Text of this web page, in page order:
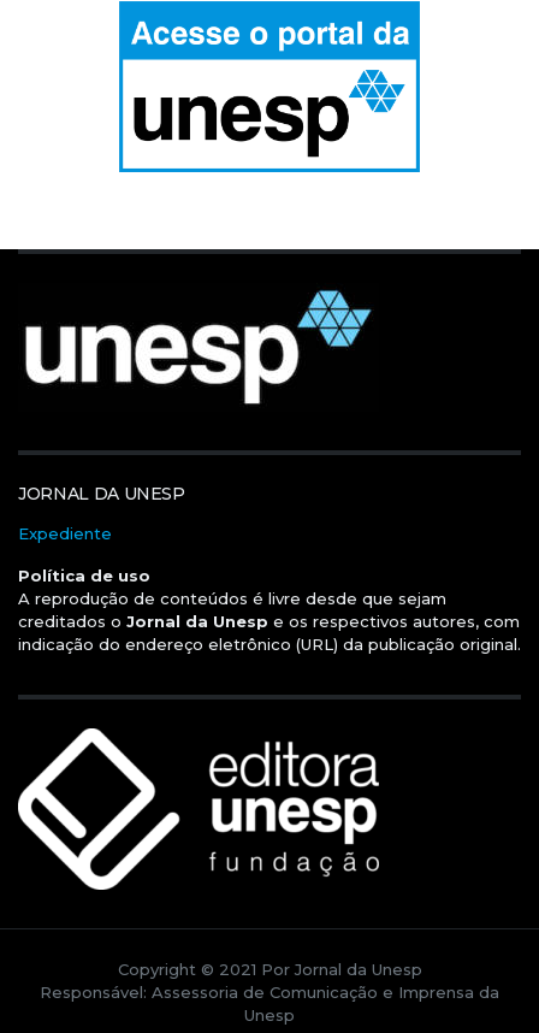
JORNAL DA UNESP
Expediente
Política de uso
A reprodução de conteúdos é livre desde que sejam
creditados o Jornal da Unesp e os respectivos autores, com
indicação do endereço eletrônico (URL) da publicação original.
Copyright © 2021 Por Jornal da Unesp
Responsável: Assessoria de Comunicação e Imprensa da
Unesp